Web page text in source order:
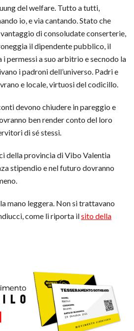
del welfare. Tutto a tutti,
io, e via cantando. Stato che
di consoludate conserterie,
il dipendente pubblico, il
i permessi a suo arbitrio e secnodo la
i padroni dell’universo. Padri e
e locale, virtuosi del codicillo.
devono chiudere in pareggio e
ben render conto del loro
di sé stessi.
della provincia di Vibo Valentia
stipendio e nel futuro dovranno
mano leggera. Non si trattavano
come li riporta ilsito della